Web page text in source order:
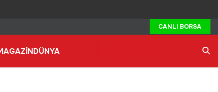
CANLI BORSA
DÜNYA